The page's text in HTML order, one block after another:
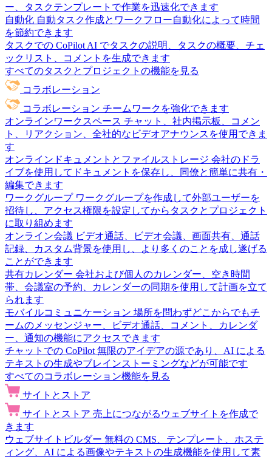
ー、タスクテンプレートで作業を迅速化できます
自動化 自動タスク作成とワークフロー自動化によって時間
を節約できます
タスクでの CoPilot AI でタスクの説明、タスクの概要、チェ
ックリスト、コメントを生成できます
すべてのタスクとプロジェクトの機能を見る
コラボレーション
コラボレーション チームワークを強化できます
オンラインワークスペース チャット、社内掲示板、コメン
ト、リアクション、全社的なビデオアナウンスを使用できま
す
オンラインドキュメントとファイルストレージ 会社のドラ
イブを使用してドキュメントを保存し、同僚と簡単に共有・
編集できます
ワークグループ ワークグループを作成して外部ユーザーを
招待し、アクセス権限を設定してからタスクとプロジェクト
に取り組めます
オンライン会議 ビデオ通話、ビデオ会議、画面共有、通話
記録、カスタム背景を使用し、より多くのことを成し遂げる
ことができます
共有カレンダー 会社および個人のカレンダー、空き時間
帯、会議室の予約、カレンダーの同期を使用して計画を立て
られます
モバイルコミュニケーション 場所を問わずどこからでもチ
ームのメッセンジャー、ビデオ通話、コメント、カレンダ
ー、通知の機能にアクセスできます
チャットでの CoPilot 無限のアイデアの源であり、AI による
テキストの生成やブレインストーミングなどが可能です
すべてのコラボレーション機能を見る
サイトとストア
サイトとストア 売上につながるウェブサイトを作成で
きます
ウェブサイトビルダー 無料の CMS、テンプレート、ホステ
ィング、AI による画像やテキストの生成機能を使用して素